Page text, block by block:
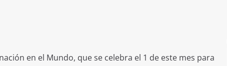
en el Mundo, que se celebra el 1 de este mes para